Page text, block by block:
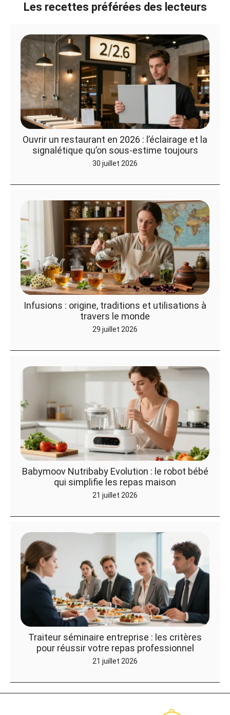
Les recettes préférées des lecteurs
Ouvrir un restaurant en 2026 : l’éclairage et la
signalétique qu’on sous-estime toujours
30 juillet 2026
Infusions : origine, traditions et utilisations à
travers le monde
29 juillet 2026
Babymoov Nutribaby Evolution : le robot bébé
qui simplifie les repas maison
21 juillet 2026
Traiteur séminaire entreprise : les critères
pour réussir votre repas professionnel
21 juillet 2026